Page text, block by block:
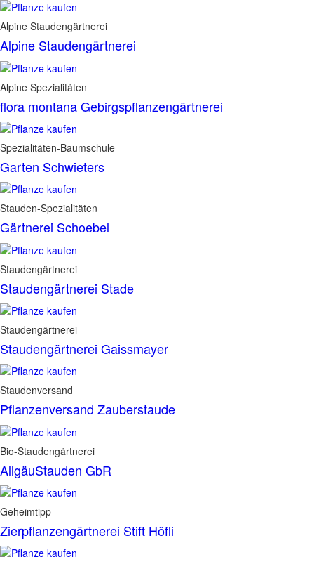
Alpine Staudengärtnerei
Alpine Staudengärtnerei
Alpine Spezialitäten
flora montana Gebirgspflanzengärtnerei
Spezialitäten-Baumschule
Garten Schwieters
Stauden-Spezialitäten
Gärtnerei Schoebel
Staudengärtnerei
Staudengärtnerei Stade
Staudengärtnerei
Staudengärtnerei Gaissmayer
Staudenversand
Pflanzenversand Zauberstaude
Bio-Staudengärtnerei
AllgäuStauden GbR
Geheimtipp
Zierpflanzengärtnerei Stift Höfli